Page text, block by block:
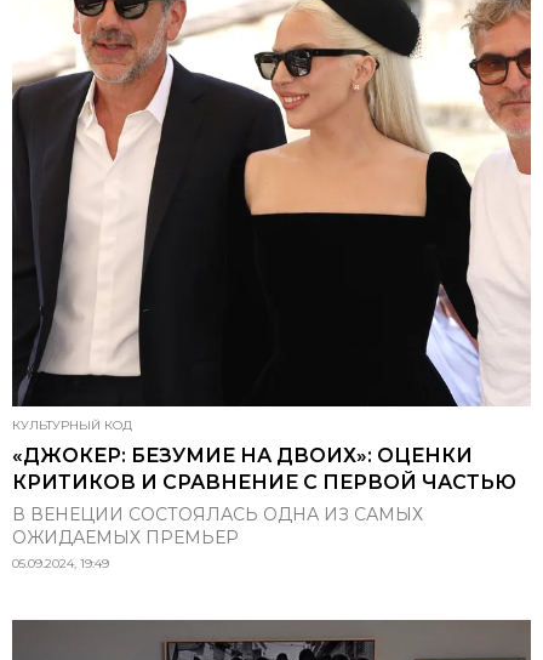
КУЛЬТУРНЫЙ КОД
«ДЖОКЕР: БЕЗУМИЕ НА ДВОИХ»: ОЦЕНКИ
КРИТИКОВ И СРАВНЕНИЕ С ПЕРВОЙ ЧАСТЬЮ
В ВЕНЕЦИИ СОСТОЯЛАСЬ ОДНА ИЗ САМЫХ
ОЖИДАЕМЫХ ПРЕМЬЕР
05.09.2024, 19:49